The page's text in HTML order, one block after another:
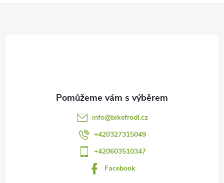
info@bikefrodl.cz
+420327315049
+420603510347
Facebook